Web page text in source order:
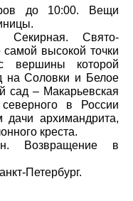
до 10:00. Вещи
Секирная. Свято-
высокой точки
вершины которой
на Соловки и Белое
сад – Макарьевская
в России
дачи архимандрита,
креста.
Возвращение в
Петербург.